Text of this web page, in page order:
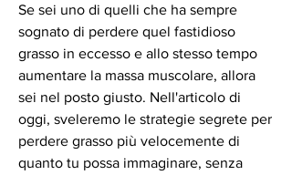
Se sei uno di quelli che ha sempre
sognato di perdere quel fastidioso
grasso in eccesso e allo stesso tempo
aumentare la massa muscolare, allora
sei nel posto giusto. Nell'articolo di
oggi, sveleremo le strategie segrete per
perdere grasso più velocemente di
quanto tu possa immaginare, senza